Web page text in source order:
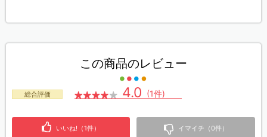
この商品のレビュー
総合評価 4.0 (1件)
いいね!（1件） イマイチ（0件）